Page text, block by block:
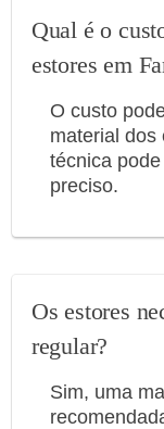
Qual é o
estores em
O custo
material dos
técnica
preciso.
Os estores
regular?
Sim, uma